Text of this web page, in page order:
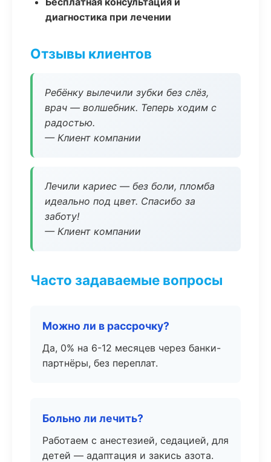
диагностика при лечении
Отзывы клиентов
Ребёнку вылечили зубки без слёз,
врач — волшебник. Теперь ходим с
радостью.
— Клиент компании
Лечили кариес — без боли, пломба
идеально под цвет. Спасибо за
заботу!
— Клиент компании
Часто задаваемые вопросы
Можно ли в рассрочку?
Да, 0% на 6-12 месяцев через банки-
партнёры, без переплат.
Больно ли лечить?
Работаем с анестезией, седацией, для
детей — адаптация и закись азота.